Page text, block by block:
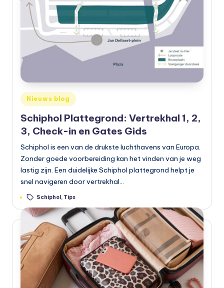
Geplaatst
Nieuws blog
Schiphol Plattegrond: Vertrekhal 1, 2,
3, Check-in en Gates Gids
Schiphol is een van de drukste luchthavens van Europa.
Zonder goede voorbereiding kan het vinden van je weg
lastig zijn. Een duidelijke Schiphol plattegrond helpt je
snel navigeren door vertrekhal…
Tags: Schiphol, Tips